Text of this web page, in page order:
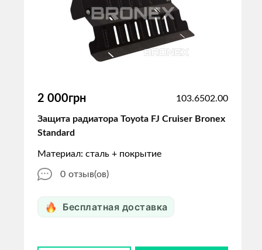
2 000грн 103.6502.00
Защита радиатора Toyota FJ Cruiser Bronex
Standard
Материал: сталь + покрытие
0 отзыв(ов)
Бесплатная доставка